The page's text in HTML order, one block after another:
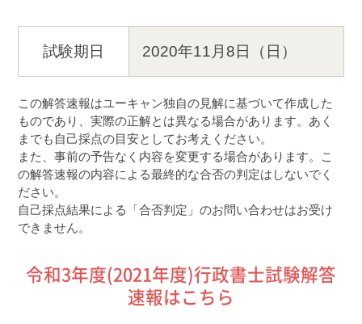
試験期日 2020年11月8日（日）
この解答速報はユーキャン独自の見解に基づいて作成した
ものであり、実際の正解とは異なる場合があります。あく
までも自己採点の目安としてお考えください。
また、事前の予告なく内容を変更する場合があります。こ
の解答速報の内容による最終的な合否の判定はしないでく
ださい。
自己採点結果による「合否判定」のお問い合わせはお受け
できません。
令和3年度(2021年度)行政書士試験解答
速報はこちら